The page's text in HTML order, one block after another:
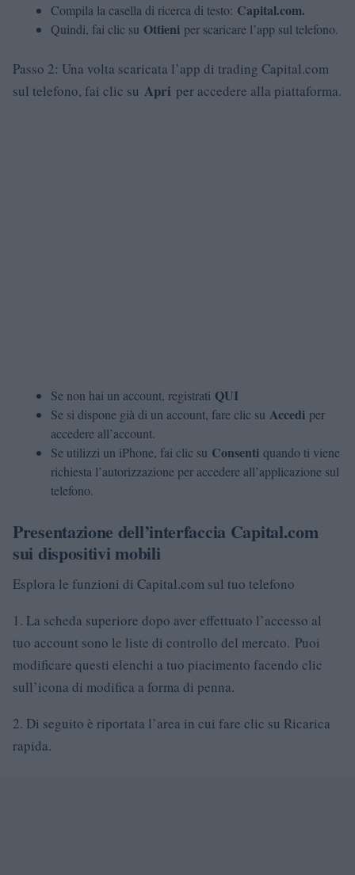
Compila la casella di ricerca di testo: Capital.com.
Quindi, fai clic su Ottieni per scaricare l’app sul telefono.
Passo 2: Una volta scaricata l’app di trading Capital.com
sul telefono, fai clic su Apri per accedere alla piattaforma.
Se non hai un account, registrati QUI
Se si dispone già di un account, fare clic su Accedi per
accedere all’account.
Se utilizzi un iPhone, fai clic su Consenti quando ti viene
richiesta l’autorizzazione per accedere all’applicazione sul
telefono.
Presentazione dell’interfaccia Capital.com
sui dispositivi mobili
Esplora le funzioni di Capital.com sul tuo telefono
1. La scheda superiore dopo aver effettuato l’accesso al
tuo account sono le liste di controllo del mercato. Puoi
modificare questi elenchi a tuo piacimento facendo clic
sull’icona di modifica a forma di penna.
2. Di seguito è riportata l’area in cui fare clic su Ricarica
rapida.